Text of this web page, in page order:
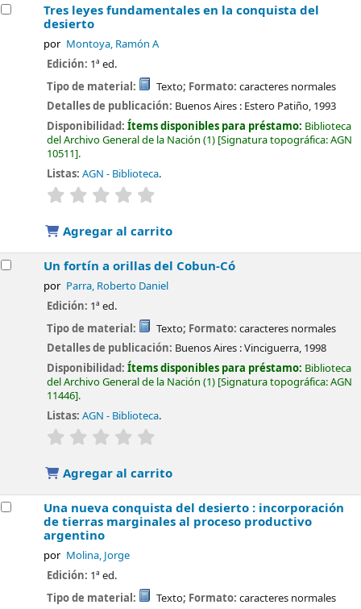
Tres leyes fundamentales en la conquista del
desierto
por Montoya, Ramón A
Edición: 1ª ed.
Tipo de material:
Texto; Formato: caracteres normales
Detalles de publicación: Buenos Aires : Estero Patiño, 1993
Disponibilidad:Ítems disponibles para préstamo: Biblioteca
del Archivo General de la Nación (1) Signatura topográfica:AGN
10511 .
Listas: AGN - Biblioteca.
valoración
Agregar al carrito
Un fortín a orillas del Cobun-Có
por Parra, Roberto Daniel
Edición: 1ª ed.
Tipo de material:
Texto; Formato: caracteres normales
Detalles de publicación: Buenos Aires :Vinciguerra, 1998
Disponibilidad:Ítems disponibles para préstamo: Biblioteca
del Archivo General de la Nación (1) Signatura topográfica:AGN
11446 .
Listas: AGN - Biblioteca.
valoración
Agregar al carrito
Una nueva conquista del desierto : incorporación
de tierras marginales al proceso productivo
argentino
por Molina, Jorge
Edición: 1ª ed.
Tipo de material:
Texto; Formato: caracteres normales